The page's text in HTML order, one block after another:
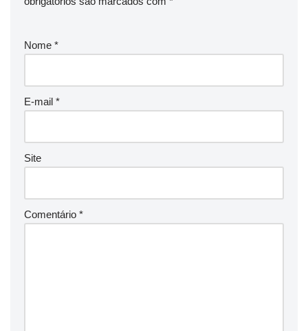
Nome *
E-mail *
Site
Comentário *